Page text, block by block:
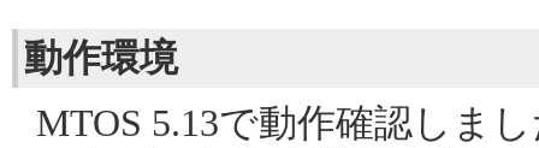
動作環境
MTOS 5.13で動作確認しま